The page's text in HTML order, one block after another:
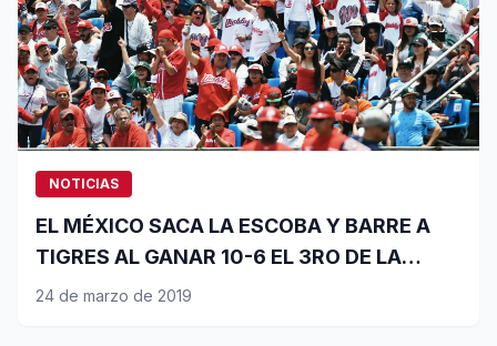
NOTICIAS
EL MÉXICO SACA LA ESCOBA Y BARRE A
TIGRES AL GANAR 10-6 EL 3RO DE LA
SERIE
24 de marzo de 2019